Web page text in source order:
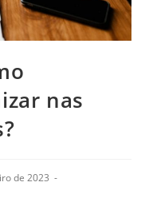
nas
de 2023